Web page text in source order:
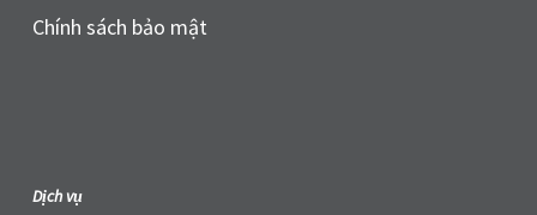
Chính sách bảo mật
Dịch vụ